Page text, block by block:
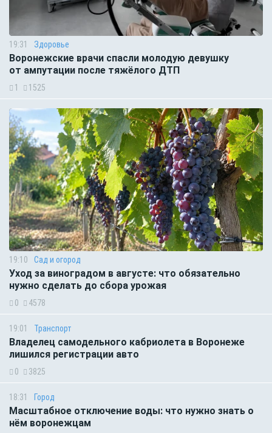
19:31 Здоровье
Воронежские врачи спасли молодую девушку
от ампутации после тяжёлого ДТП
1 1525
19:10 Сад и огород
Уход за виноградом в августе: что обязательно
нужно сделать до сбора урожая
0 4578
19:01 Транспорт
Владелец самодельного кабриолета в Воронеже
лишился регистрации авто
0 3825
18:31 Город
Масштабное отключение воды: что нужно знать о
нём воронежцам